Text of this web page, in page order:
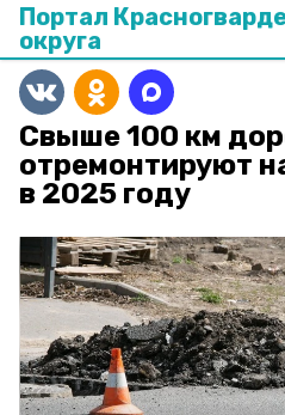
Портал
округа
Свыше 100 км
отремонтируют
в 2025 году